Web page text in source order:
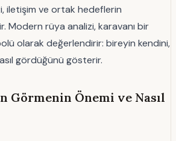
iletişim ve ortak hedeflerin
Modern rüya analizi, karavanı bir
olarak değerlendirir: bireyin kendini,
gördüğünü gösterir.
Görmenin Önemi ve Nasıl